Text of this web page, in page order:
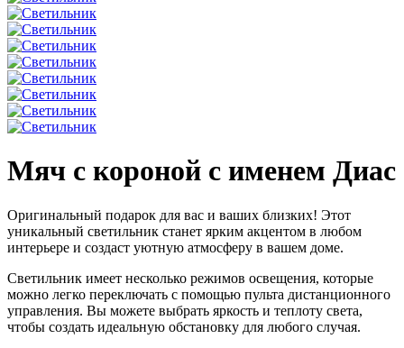
Мяч с короной с именем Диас
Оригинальный подарок для вас и ваших близких! Этот
уникальный светильник станет ярким акцентом в любом
интерьере и создаст уютную атмосферу в вашем доме.
Светильник имеет несколько режимов освещения, которые
можно легко переключать с помощью пульта дистанционного
управления. Вы можете выбрать яркость и теплоту света,
чтобы создать идеальную обстановку для любого случая.